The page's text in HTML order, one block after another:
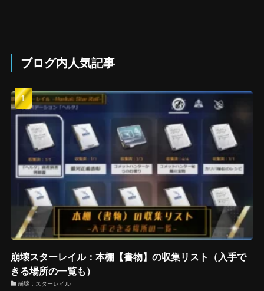
ブログ内人気記事
崩壊スターレイル：本棚【書物】の収集リスト（入手で
きる場所の一覧も）
崩壊：スターレイル